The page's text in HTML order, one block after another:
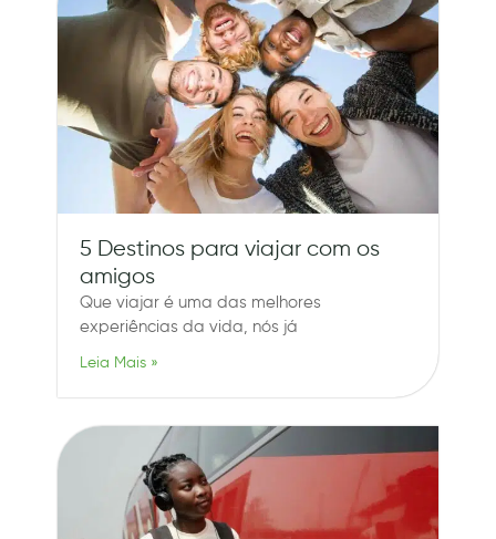
5 Destinos para viajar com os
amigos
Que viajar é uma das melhores
experiências da vida, nós já
Leia Mais »